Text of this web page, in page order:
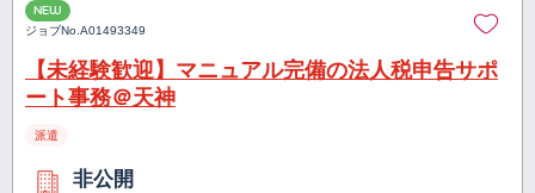
NEW
ジョブNo.A01493349
【未経験歓迎】マニュアル完備の法人税申告サポ
ート事務＠天神
派遣
非公開